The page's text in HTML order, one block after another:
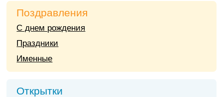
Поздравления
С днем рождения
Праздники
Именные
Открытки